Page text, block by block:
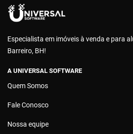
Especialista em imóveis à venda e para
Barreiro, BH!
A UNIVERSAL SOFTWARE
Quem Somos
Fale Conosco
Nossa equipe